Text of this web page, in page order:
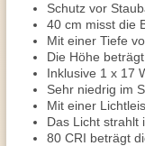
Schutz vor
40 cm misst die
Mit einer Tiefe
Die Höhe
Inklusive 1 x 17
Sehr niedrig im
Mit einer
Das Licht strahlt
80 CRI beträgt